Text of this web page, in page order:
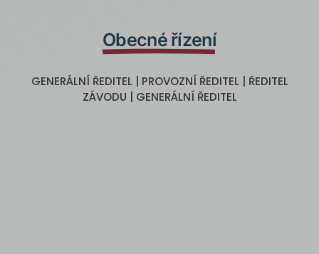
Obecné řízení
GENERÁLNÍ ŘEDITEL | PROVOZNÍ ŘEDITEL | ŘEDITEL
ZÁVODU | GENERÁLNÍ ŘEDITEL